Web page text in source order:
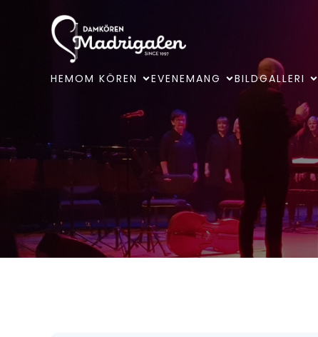
HEMOM KÖREN EVENEMANG BILDGALLERI